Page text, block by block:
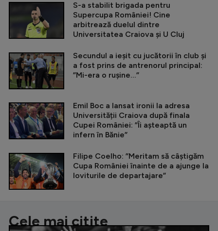
S-a stabilit brigada pentru
Supercupa României! Cine
arbitrează duelul dintre
Universitatea Craiova și U Cluj
Secundul a ieșit cu jucătorii în club și
a fost prins de antrenorul principal:
”Mi-era o rușine...”
Emil Boc a lansat ironii la adresa
Universității Craiova după finala
Cupei României: ”Îi așteaptă un
infern în Bănie”
Filipe Coelho: ”Meritam să câștigăm
Cupa României înainte de a ajunge la
loviturile de departajare”
Cele mai citite